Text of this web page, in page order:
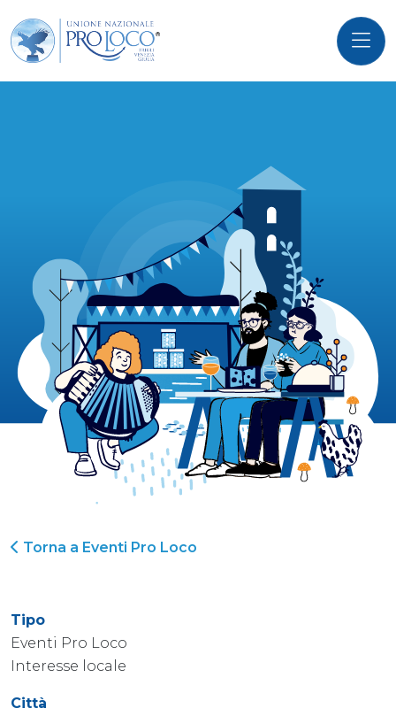
Torna a Eventi Pro Loco
Tipo
Eventi Pro Loco
Interesse locale
Città